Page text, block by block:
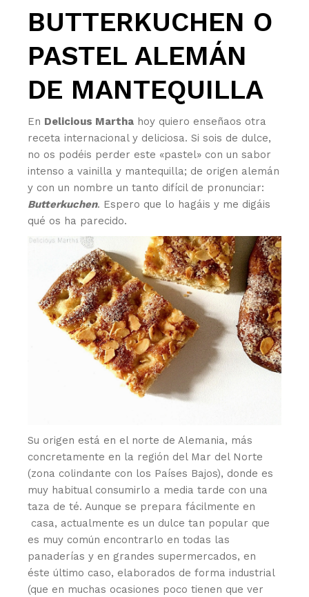
BUTTERKUCHEN O
PASTEL ALEMÁN
DE MANTEQUILLA
En Delicious Martha hoy quiero enseñaos otra
receta internacional y deliciosa. Si sois de dulce,
no os podéis perder este «pastel» con un sabor
intenso a vainilla y mantequilla; de origen alemán
y con un nombre un tanto difícil de pronunciar:
Butterkuchen. Espero que lo hagáis y me digáis
qué os ha parecido.
Su origen está en el norte de Alemania, más
concretamente en la región del Mar del Norte
(zona colindante con los Países Bajos), donde es
muy habitual consumirlo a media tarde con una
taza de té. Aunque se prepara fácilmente en
casa, actualmente es un dulce tan popular que
es muy común encontrarlo en todas las
panaderías y en grandes supermercados, en
éste último caso, elaborados de forma industrial
(que en muchas ocasiones poco tienen que ver